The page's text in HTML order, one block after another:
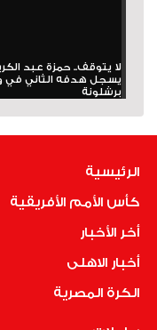
لا يتوقف.. حمزة عبد
يسجل هدفه الثاني في
برشلونة
الرئيسية
كأس الأمم الأفريقية
أخر الأخبار
أخبار الاهلى
الكرة المصرية